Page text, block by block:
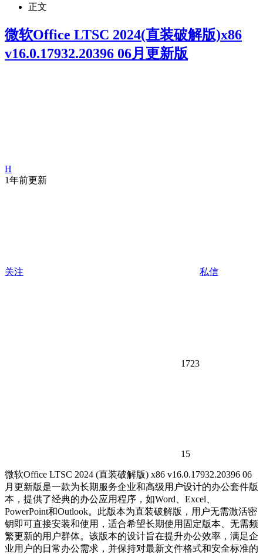
正文
微软Office LTSC 2024(直装破解版)x86
v16.0.17932.20396 06月更新版
H
1年前更新
关注 私信
1723
15
微软Office LTSC 2024 (直装破解版) x86 v16.0.17932.20396 06
月更新版是一款为长期服务企业和高级用户设计的办公套件版
本，提供了经典的办公应用程序，如Word、Excel、
PowerPoint和Outlook。此版本为直装破解版，用户无需激活密
钥即可直接安装和使用，适合希望长期使用固定版本、无需频
繁更新的用户群体。该版本的设计旨在提升办公效率，满足企
业用户的日常办公需求，并保持对最新文件格式和安全标准的